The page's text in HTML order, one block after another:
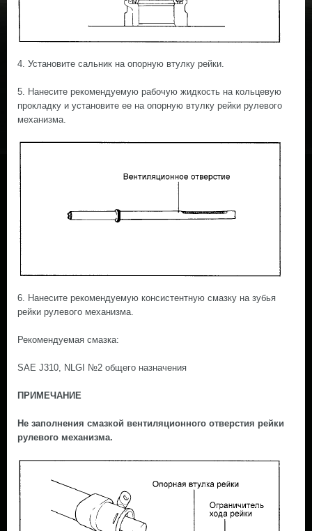
4. Установите сальник на опорную втулку рейки.
5. Нанесите рекомендуемую рабочую жидкость на кольцевую
прокладку и установите ее на опорную втулку рейки рулевого
механизма.
6. Нанесите рекомендуемую консистентную смазку на зубья
рейки рулевого механизма.
Рекомендуемая смазка:
SAE J310, NLGI №2 общего назначения
ПРИМЕЧАНИЕ
Не заполнения смазкой вентиляционного отверстия рейки
рулевого механизма.